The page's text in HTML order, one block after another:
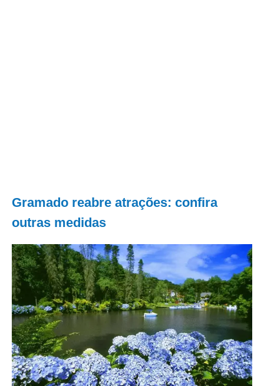
Gramado reabre atrações: confira
outras medidas